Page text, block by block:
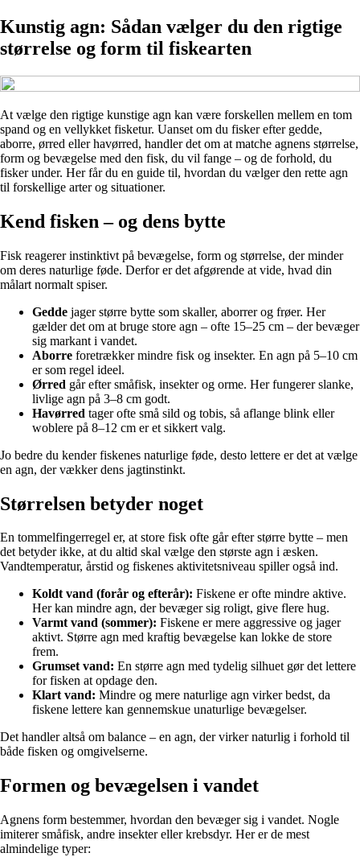
Kunstig agn: Sådan vælger du den rigtige
størrelse og form til fiskearten
At vælge den rigtige kunstige agn kan være forskellen mellem en tom
spand og en vellykket fisketur. Uanset om du fisker efter gedde,
aborre, ørred eller havørred, handler det om at matche agnens størrelse,
form og bevægelse med den fisk, du vil fange – og de forhold, du
fisker under. Her får du en guide til, hvordan du vælger den rette agn
til forskellige arter og situationer.
Kend fisken – og dens bytte
Fisk reagerer instinktivt på bevægelse, form og størrelse, der minder
om deres naturlige føde. Derfor er det afgørende at vide, hvad din
målart normalt spiser.
Gedde jager større bytte som skaller, aborrer og frøer. Her
gælder det om at bruge store agn – ofte 15–25 cm – der bevæger
sig markant i vandet.
Aborre foretrækker mindre fisk og insekter. En agn på 5–10 cm
er som regel ideel.
Ørred går efter småfisk, insekter og orme. Her fungerer slanke,
livlige agn på 3–8 cm godt.
Havørred tager ofte små sild og tobis, så aflange blink eller
woblere på 8–12 cm er et sikkert valg.
Jo bedre du kender fiskenes naturlige føde, desto lettere er det at vælge
en agn, der vækker dens jagtinstinkt.
Størrelsen betyder noget
En tommelfingerregel er, at store fisk ofte går efter større bytte – men
det betyder ikke, at du altid skal vælge den største agn i æsken.
Vandtemperatur, årstid og fiskenes aktivitetsniveau spiller også ind.
Koldt vand (forår og efterår): Fiskene er ofte mindre aktive.
Her kan mindre agn, der bevæger sig roligt, give flere hug.
Varmt vand (sommer): Fiskene er mere aggressive og jager
aktivt. Større agn med kraftig bevægelse kan lokke de store
frem.
Grumset vand: En større agn med tydelig silhuet gør det lettere
for fisken at opdage den.
Klart vand: Mindre og mere naturlige agn virker bedst, da
fiskene lettere kan gennemskue unaturlige bevægelser.
Det handler altså om balance – en agn, der virker naturlig i forhold til
både fisken og omgivelserne.
Formen og bevægelsen i vandet
Agnens form bestemmer, hvordan den bevæger sig i vandet. Nogle
imiterer småfisk, andre insekter eller krebsdyr. Her er de mest
almindelige typer: